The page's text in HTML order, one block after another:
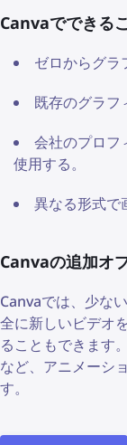
Canvaでできる
ゼロからグラ
既存のグラフ
会社のプロフ
使用する。
異なる形式で
Canvaの追加オ
Canvaでは、少な
全に新しいビデオ
ることもできます
など、アニメーシ
す。